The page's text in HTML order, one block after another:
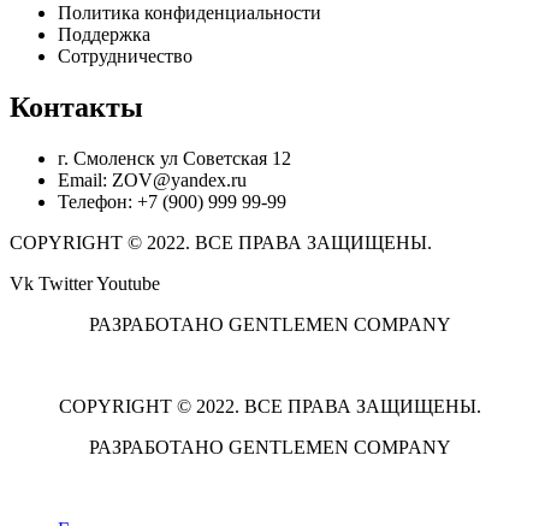
Политика конфиденциальности
Поддержка
Сотрудничество
Контакты
г. Смоленск ул Советская 12
Email: ZOV@yandex.ru
Телефон: +7 (900) 999 99-99
COPYRIGHT © 2022. ВСЕ ПРАВА ЗАЩИЩЕНЫ.
Vk TwitterYoutube
РАЗРАБОТАНО GENTLEMEN COMPANY
COPYRIGHT © 2022. ВСЕ ПРАВА ЗАЩИЩЕНЫ.
РАЗРАБОТАНО GENTLEMEN COMPANY